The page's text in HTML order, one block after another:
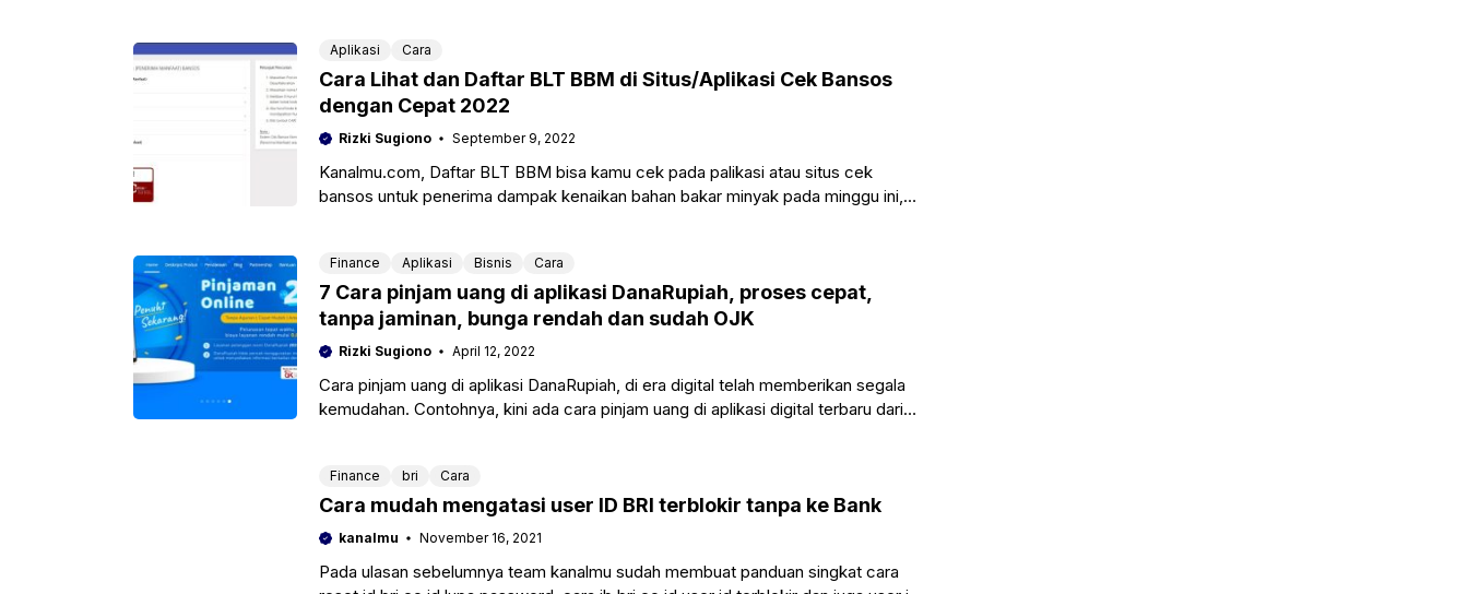
Aplikasi Cara
Cara Lihat dan Daftar BLT BBM di Situs/Aplikasi Cek Bansos
dengan Cepat 2022
Rizki Sugiono September 9, 2022
Kanalmu.com, Daftar BLT BBM bisa kamu cek pada palikasi atau situs cek
bansos untuk penerima dampak kenaikan bahan bakar minyak pada minggu ini,
Finance Aplikasi Bisnis Cara
7 Cara pinjam uang di aplikasi DanaRupiah, proses cepat,
tanpa jaminan, bunga rendah dan sudah OJK
Rizki Sugiono April 12, 2022
Cara pinjam uang di aplikasi DanaRupiah, di era digital telah memberikan segala
kemudahan. Contohnya, kini ada cara pinjam uang di aplikasi digital terbaru dari
Finance bri Cara
Cara mudah mengatasi user ID BRI terblokir tanpa ke Bank
kanalmu November 16, 2021
Pada ulasan sebelumnya team kanalmu sudah membuat panduan singkat cara